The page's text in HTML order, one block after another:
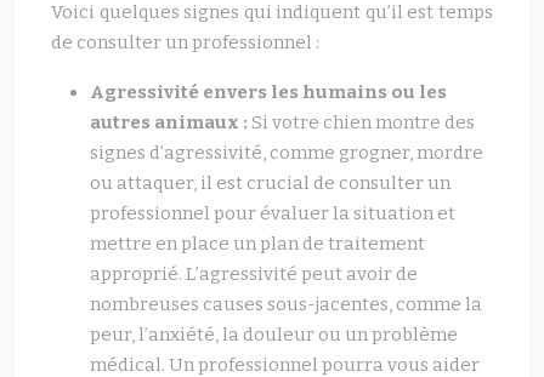
Voici quelques signes qui indiquent qu’il est temps
de consulter un professionnel :
Agressivité envers les humains ou les
autres animaux : Si votre chien montre des
signes d’agressivité, comme grogner, mordre
ou attaquer, il est crucial de consulter un
professionnel pour évaluer la situation et
mettre en place un plan de traitement
approprié. L’agressivité peut avoir de
nombreuses causes sous-jacentes, comme la
peur, l’anxiété, la douleur ou un problème
médical. Un professionnel pourra vous aider